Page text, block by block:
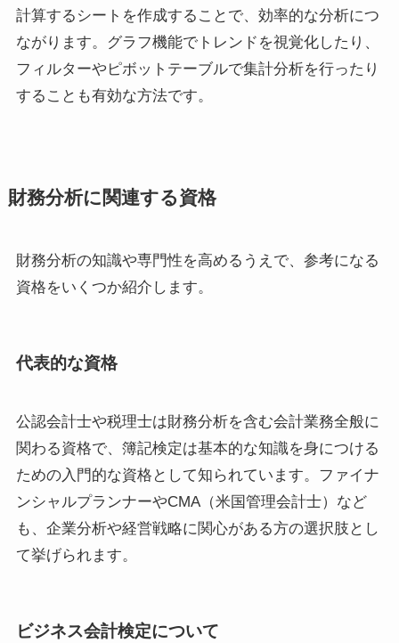
計算するシートを作成することで、効率的な分析につ
ながります。グラフ機能でトレンドを視覚化したり、
フィルターやピボットテーブルで集計分析を行ったり
することも有効な方法です。
財務分析に関連する資格
財務分析の知識や専門性を高めるうえで、参考になる
資格をいくつか紹介します。
代表的な資格
公認会計士や税理士は財務分析を含む会計業務全般に
関わる資格で、簿記検定は基本的な知識を身につける
ための入門的な資格として知られています。ファイナ
ンシャルプランナーやCMA（米国管理会計士）など
も、企業分析や経営戦略に関心がある方の選択肢とし
て挙げられます。
ビジネス会計検定について